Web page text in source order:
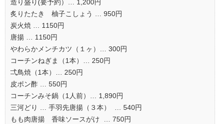
造り盛り(要予約）… 1,200円
炙りたたき 柚子こしょう … 950円
炭火焼 … 1150円
唐揚 … 1150円
やわらかメンチカツ（１ヶ）… 300円
コーチンねぎま（1本）… 250円
弌鳥焼（1本）… 250円
皮ポン酢 … 550円
コーチンみそ鍋（1人前）… 1,890円
三河どり … 手羽先唐揚（３本） … 540円
もも肉唐揚 香味ソースがけ … 750円